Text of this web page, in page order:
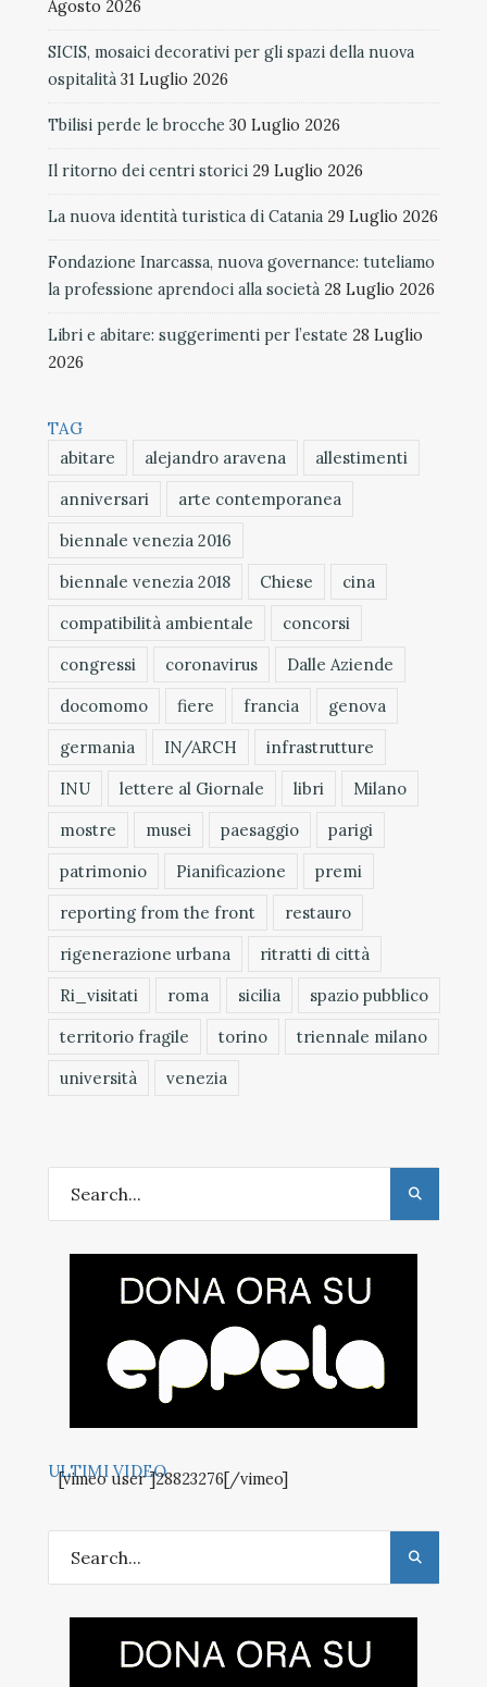
Agosto 2026
SICIS, mosaici decorativi per gli spazi della nuova
ospitalità 31 Luglio 2026
Tbilisi perde le brocche 30 Luglio 2026
Il ritorno dei centri storici 29 Luglio 2026
La nuova identità turistica di Catania 29 Luglio 2026
Fondazione Inarcassa, nuova governance: tuteliamo
la professione aprendoci alla società 28 Luglio 2026
Libri e abitare: suggerimenti per l’estate 28 Luglio
2026
TAG
abitare
alejandro aravena
allestimenti
anniversari
arte contemporanea
biennale venezia 2016
biennale venezia 2018
Chiese
cina
compatibilità ambientale
concorsi
congressi
coronavirus
Dalle Aziende
docomomo
fiere francia
genova
germania
IN/ARCH
infrastrutture
INU
lettere al Giornale libri
Milano
mostre
musei paesaggio
parigi
patrimonio
Pianificazione
premi
reporting from the front
restauro
rigenerazione urbana
ritratti di città
Ri_visitati
roma sicilia
spazio pubblico
territorio fragile
torino
triennale milano
università
venezia
ULTIMI VIDEO
[vimeo user ]28823276[/vimeo]